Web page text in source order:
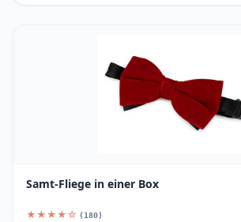
Samt-Fliege in einer Box
★★★★☆ (180)